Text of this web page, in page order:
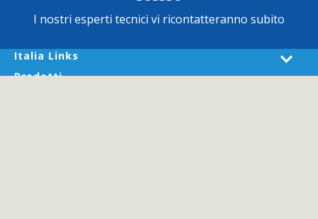
I nostri esperti tecnici vi ricontatteranno subito
Italia Links
Prodotti